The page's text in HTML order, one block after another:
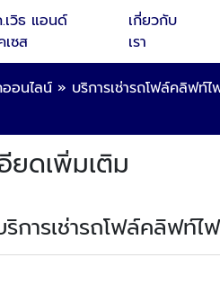
.เวิธ แอนด์
เซส
เกี่ยวกับ
เรา
อนไลน์ » บริการเช่ารถโฟล์คลิฟท์ไ
ยดเพิ่มเติม
การเช่ารถโฟล์คลิฟท์ไ